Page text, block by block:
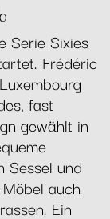
Serie Sixies
Frédéric
fast
gewählt in
Sessel und
auch
Ein